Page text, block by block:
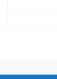
– Cùng